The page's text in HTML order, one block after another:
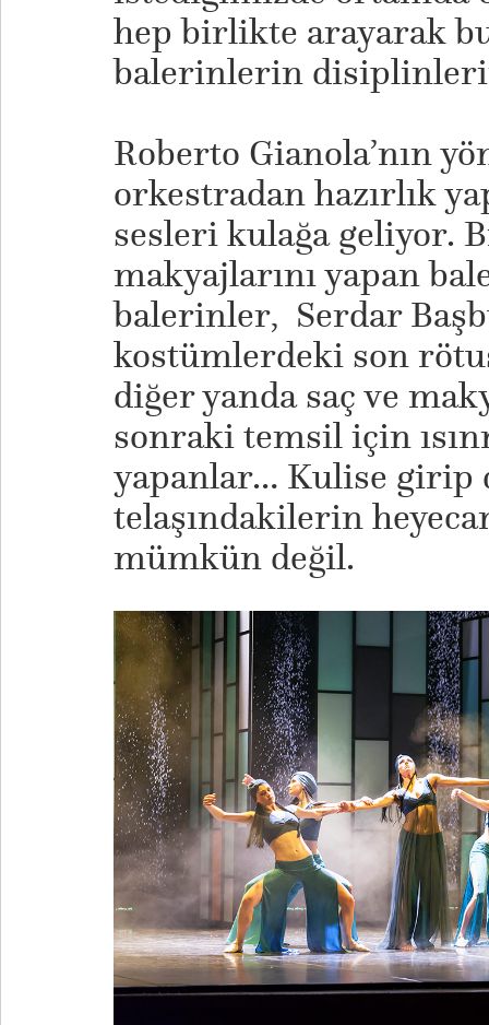
hep birlikte arayarak
balerinlerin
Roberto Gianola’nın
orkestradan hazırlık
sesleri kulağa geliyor.
makyajlarını yapan
balerinler, Serdar
kostümlerdeki son
diğer yanda saç ve
sonraki temsil için
yapanlar… Kulise girip
telaşındakilerin
mümkün değil.